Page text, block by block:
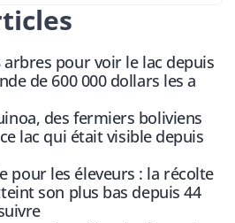
pour voir le lac depuis
de 600 000 dollars les a
des fermiers boliviens
lac qui était visible depuis
pour les éleveurs : la récolte
son plus bas depuis 44